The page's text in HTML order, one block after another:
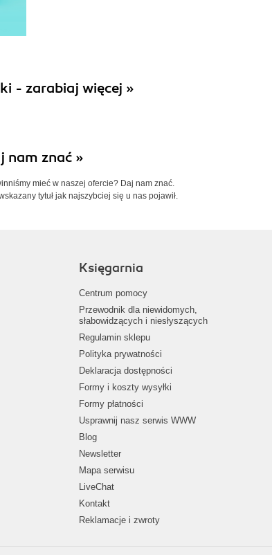
- zarabiaj więcej »
nam znać »
mieć w naszej ofercie? Daj nam znać.
tytuł jak najszybciej się u nas pojawił.
Księgarnia
Centrum pomocy
Przewodnik dla niewidomych,
słabowidzących i niesłyszących
Regulamin sklepu
Polityka prywatności
Deklaracja dostępności
Formy i koszty wysyłki
Formy płatności
Usprawnij nasz serwis WWW
Blog
Newsletter
Mapa serwisu
LiveChat
Kontakt
Reklamacje i zwroty